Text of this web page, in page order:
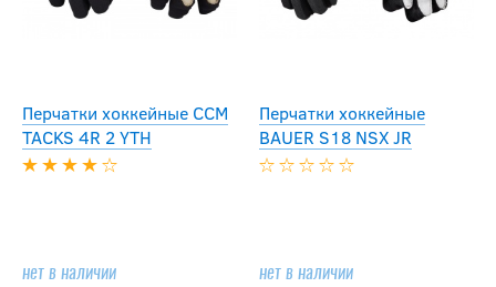
Перчатки хоккейные CCM
TACKS 4R 2 YTH
нет в наличии
Перчатки хоккейные
BAUER S18 NSX JR
нет в наличии